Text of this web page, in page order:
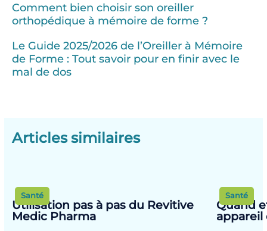
Comment bien choisir son oreiller
orthopédique à mémoire de forme ?
Le Guide 2025/2026 de l’Oreiller à Mémoire
de Forme : Tout savoir pour en finir avec le
mal de dos
Articles similaires
Utilisation pas à pas du Revitive
Medic Pharma
Santé
Quand
Santé